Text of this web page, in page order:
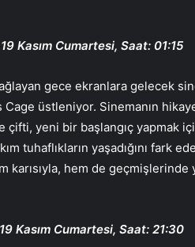
Kasım Cumartesi, Saat: 01:15
gece ekranlara gelecek
üstleniyor. Sinemanın
çifti, yeni bir başlangıç yapmak
tuhaflıkların yaşadığını fark
karısıyla, hem de
Kasım Cumartesi, Saat: 21:30